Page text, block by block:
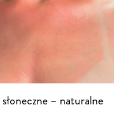
– naturalne